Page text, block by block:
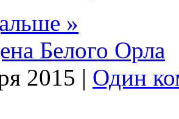
»
Белого Орла
2015 | Один